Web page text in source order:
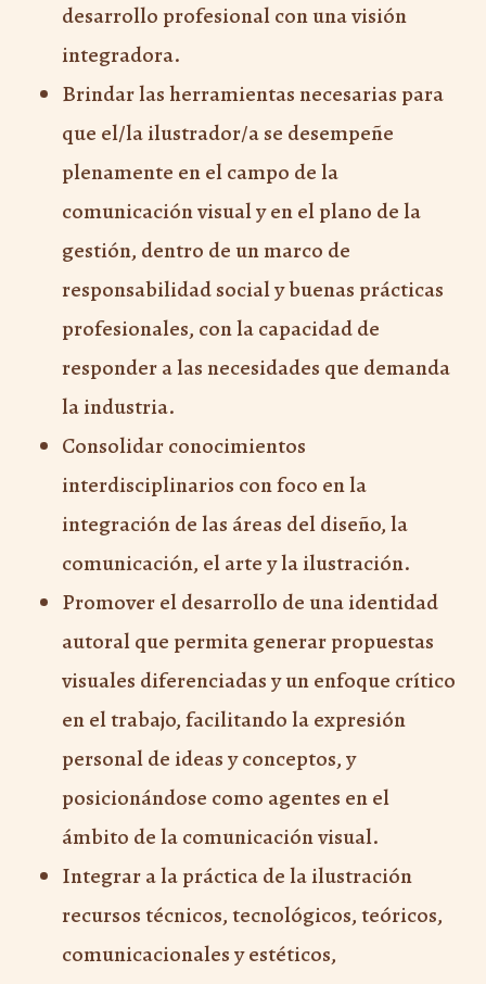
desarrollo profesional con una visión
integradora.
Brindar las herramientas necesarias para
que el/la ilustrador/a se desempeñe
plenamente en el campo de la
comunicación visual y en el plano de la
gestión, dentro de un marco de
responsabilidad social y buenas prácticas
profesionales, con la capacidad de
responder a las necesidades que demanda
la industria.
Consolidar conocimientos
interdisciplinarios con foco en la
integración de las áreas del diseño, la
comunicación, el arte y la ilustración.
Promover el desarrollo de una identidad
autoral que permita generar propuestas
visuales diferenciadas y un enfoque crítico
en el trabajo, facilitando la expresión
personal de ideas y conceptos, y
posicionándose como agentes en el
ámbito de la comunicación visual.
Integrar a la práctica de la ilustración
recursos técnicos, tecnológicos, teóricos,
comunicacionales y estéticos,